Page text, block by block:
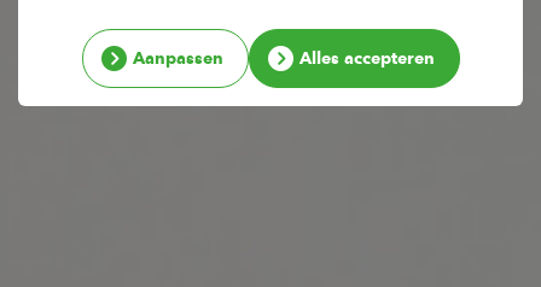
Aanpassen Alles accepteren